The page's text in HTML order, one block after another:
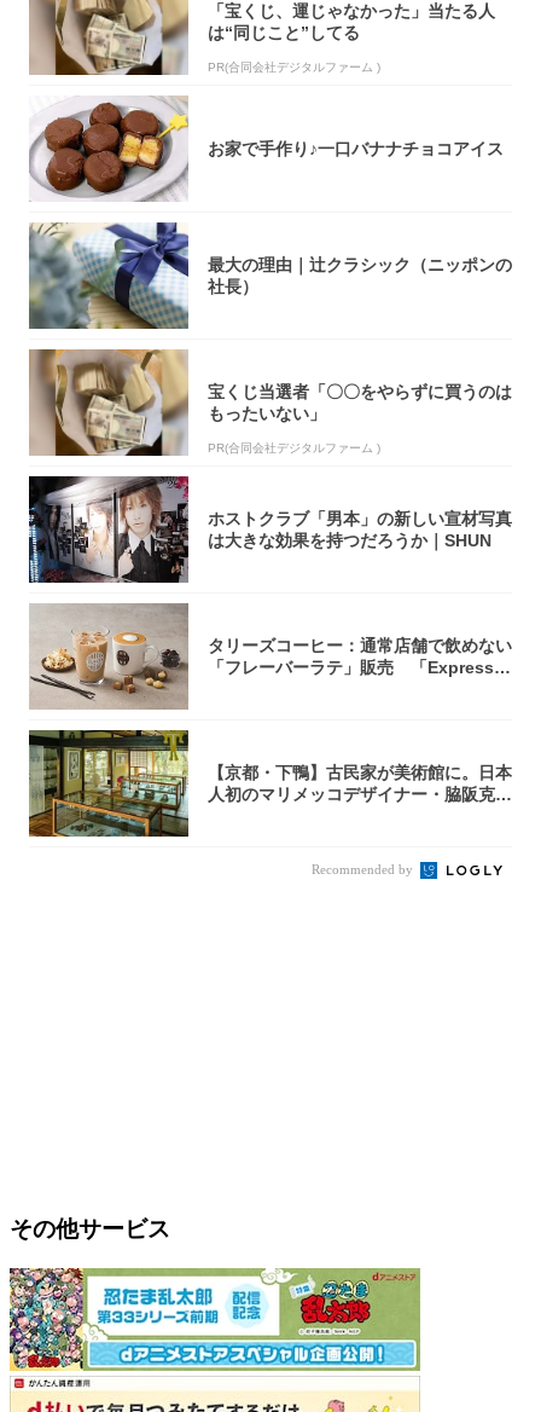
「宝くじ、運じゃなかった」当たる人
は“同じこと”してる
PR(合同会社デジタルファーム )
お家で手作り♪一口バナナチョコアイス
最大の理由｜辻クラシック（ニッポンの
社長）
宝くじ当選者「〇〇をやらずに買うのは
もったいない」
PR(合同会社デジタルファーム )
ホストクラブ「男本」の新しい宣材写真
は大きな効果を持つだろうか｜SHUN
タリーズコーヒー：通常店舗で飲めない
「フレーバーラテ」販売 「Express目
【京都・下鴨】古民家が美術館に。日本
人初のマリメッコデザイナー・脇阪克二
Recommended by
その他サービス